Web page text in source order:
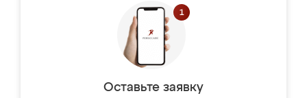
Оставьте заявку